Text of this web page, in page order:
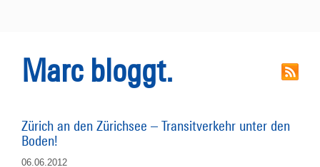
Marc bloggt.
Zürich an den Zürichsee – Transitverkehr unter den
Boden!
06.06.2012